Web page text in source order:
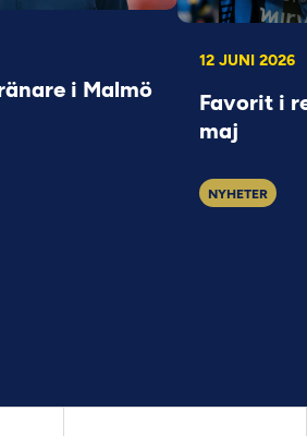
i Malmö
12 JUNI 2026
Favorit i
maj
NYHETER